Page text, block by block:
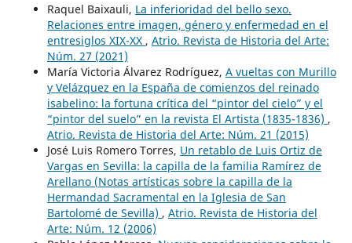
Raquel Baixauli, La inferioridad del bello sexo.
Relaciones entre imagen, género y enfermedad en el
entresiglos XIX-XX , Atrio. Revista de Historia del Arte:
Núm. 27 (2021)
María Victoria Álvarez Rodríguez, A vueltas con Murillo
y Velázquez en la España de comienzos del reinado
isabelino: la fortuna crítica del “pintor del cielo” y el
“pintor del suelo” en la revista El Artista (1835-1836) ,
Atrio. Revista de Historia del Arte: Núm. 21 (2015)
José Luis Romero Torres, Un retablo de Luis Ortiz de
Vargas en Sevilla: la capilla de la familia Ramírez de
Arellano (Notas artísticas sobre la capilla de la
Hermandad Sacramental en la Iglesia de San
Bartolomé de Sevilla) , Atrio. Revista de Historia del
Arte: Núm. 12 (2006)